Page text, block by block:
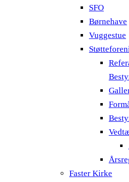
SFO
Børnehave
Vuggestue
Faster Kirke